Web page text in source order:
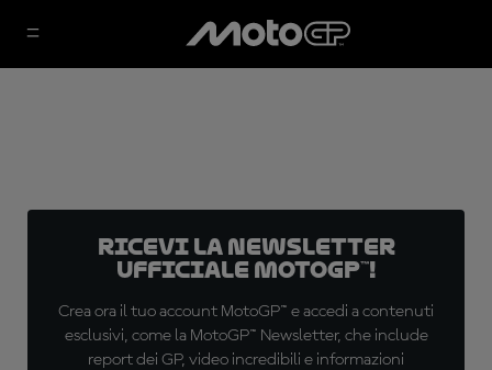
Ricevi la newsletter
ufficiale MotoGP™!
Crea ora il tuo account MotoGP™ e accedi a contenuti
esclusivi, come la MotoGP™ Newsletter, che include
report dei GP, video incredibili e informazioni